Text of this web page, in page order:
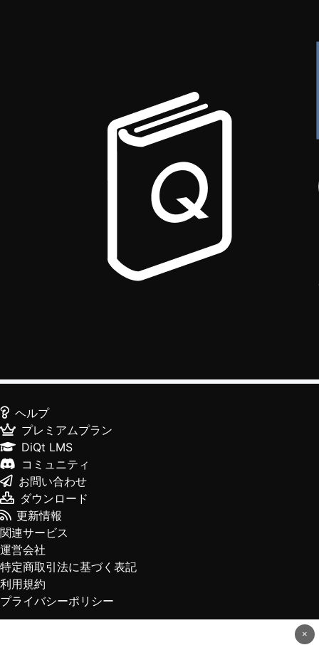
×
ヘルプ
プレミアムプラン
DiQt LMS
コミュニティ
お問い合わせ
ダウンロード
更新情報
関連サービス
運営会社
特定商取引法に基づく表記
利用規約
プライバシーポリシー